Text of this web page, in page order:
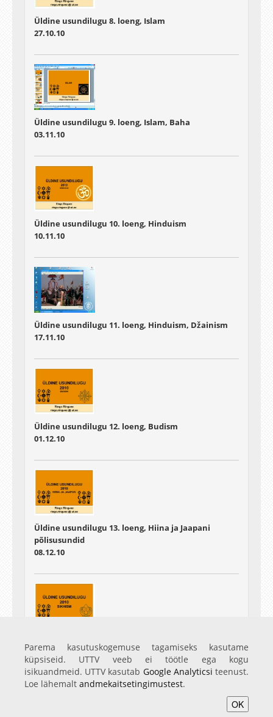
Üldine usundilugu 8. loeng, Islam
27.10.10
Üldine usundilugu 9. loeng, Islam, Baha
03.11.10
Üldine usundilugu 10. loeng, Hinduism
10.11.10
Üldine usundilugu 11. loeng, Hinduism, Džainism
17.11.10
Üldine usundilugu 12. loeng, Budism
01.12.10
Üldine usundilugu 13. loeng, Hiina ja Jaapani
põlisusundid
08.12.10
Üldine usundilugu 14. loeng, Sikhism, Uued usundid
15.12.10
Parema kasutuskogemuse tagamiseks kasutame
küpsiseid. UTTV veeb ei töötle ega kogu
isikuandmeid. UTTV kasutab Google Analyticsi teenust.
Loe lähemalt andmekaitsetingimustest.
OK